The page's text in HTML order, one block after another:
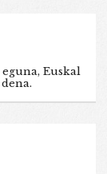
Euskal